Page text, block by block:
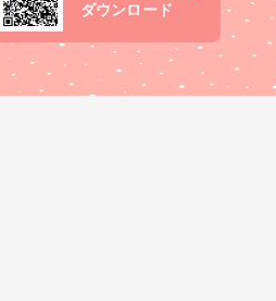
ダウンロード